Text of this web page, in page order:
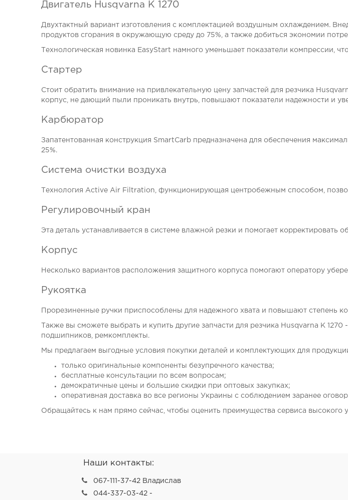
Двигатель Husqvarna K 1270
Двухтактный вариант изготовления с комплектацией воздушным охлаждением.
продуктов сгорания в окружающую среду до 75%, а также добиться экономии
Технологическая новинка EasyStart намного уменьшает показатели компрессии,
Стартер
Стоит обратить внимание на привлекательную цену запчастей для резчика
корпус, не дающий пыли проникать внутрь, повышают показатели надежности и
Карбюратор
Запатентованная конструкция SmartCarb предназначена для обеспечения
25%.
Система очистки воздуха
Технология Active Air Filtration, функционирующая центробежным способом,
Регулировочный кран
Эта деталь устанавливается в системе влажной резки и помогает корректировать
Корпус
Несколько вариантов расположения защитного корпуса помогают оператору
Рукоятка
Прорезиненные ручки приспособлены для надежного хвата и повышают степень
Также вы сможете выбрать и купить другие запчасти для резчика Husqvarna K
подшипников, ремкомплекты.
Мы предлагаем выгодные условия покупки деталей и комплектующих для
только оригинальные компоненты безупречного качества;
бесплатные консультации по всем вопросам;
демократичные цены и большие скидки при оптовых закупках;
оперативная доставка во все регионы Украины с соблюдением заранее
Обращайтесь к нам прямо сейчас, чтобы оценить преимущества сервиса высокого
Наши контакты:
067-111-37-42 Владислав
044-337-03-42 -